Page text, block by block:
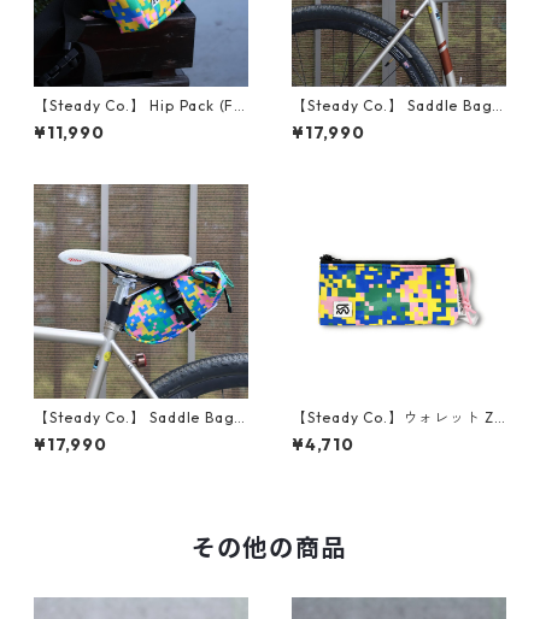
【Steady Co.】 Hip Pack (Fe
tti Camo)
¥11,990
【Steady Co.】 Saddle Bag
(Fetti Camo, Blue)
¥17,990
【Steady Co.】 Saddle Bag
(Fetti Camo, Green)
¥17,990
【Steady Co.】ウォレット Zi
p Wallets (Fetti Camo, ピン
ク)
¥4,710
その他の商品